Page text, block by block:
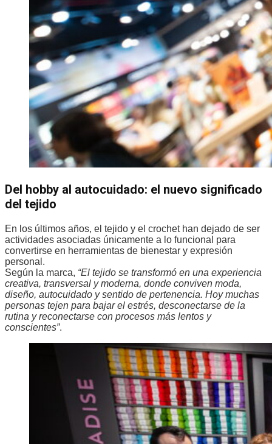
Del hobby al autocuidado: el nuevo significado
del tejido
En los últimos años, el tejido y el crochet han dejado de ser
actividades asociadas únicamente a lo funcional para
convertirse en herramientas de bienestar y expresión
personal.
Según la marca, “El tejido se transformó en una experiencia
creativa, transversal y moderna, donde conviven moda,
diseño, autocuidado y sentido de pertenencia. Hoy muchas
personas tejen para bajar el estrés, desconectarse de la
rutina y reconectarse con procesos más lentos y
conscientes”.